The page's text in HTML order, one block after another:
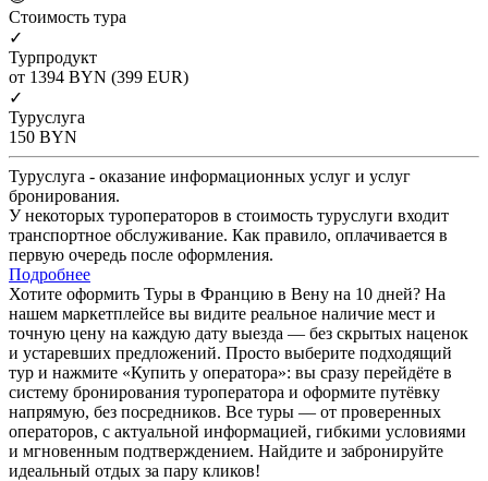
Cтоимость тура
✓
Турпродукт
от 1394 BYN (399 EUR)
✓
Туруслуга
150 BYN
Туруслуга - оказание информационных услуг и услуг
бронирования.
У некоторых туроператоров в стоимость туруслуги входит
транспортное обслуживание. Как правило, оплачивается в
первую очередь после оформления.
Подробнее
Хотите оформить Туры в Францию в Вену на 10 дней? На
нашем маркетплейсе вы видите реальное наличие мест и
точную цену на каждую дату выезда — без скрытых наценок
и устаревших предложений. Просто выберите подходящий
тур и нажмите «Купить у оператора»: вы сразу перейдёте в
систему бронирования туроператора и оформите путёвку
напрямую, без посредников. Все туры — от проверенных
операторов, с актуальной информацией, гибкими условиями
и мгновенным подтверждением. Найдите и забронируйте
идеальный отдых за пару кликов!